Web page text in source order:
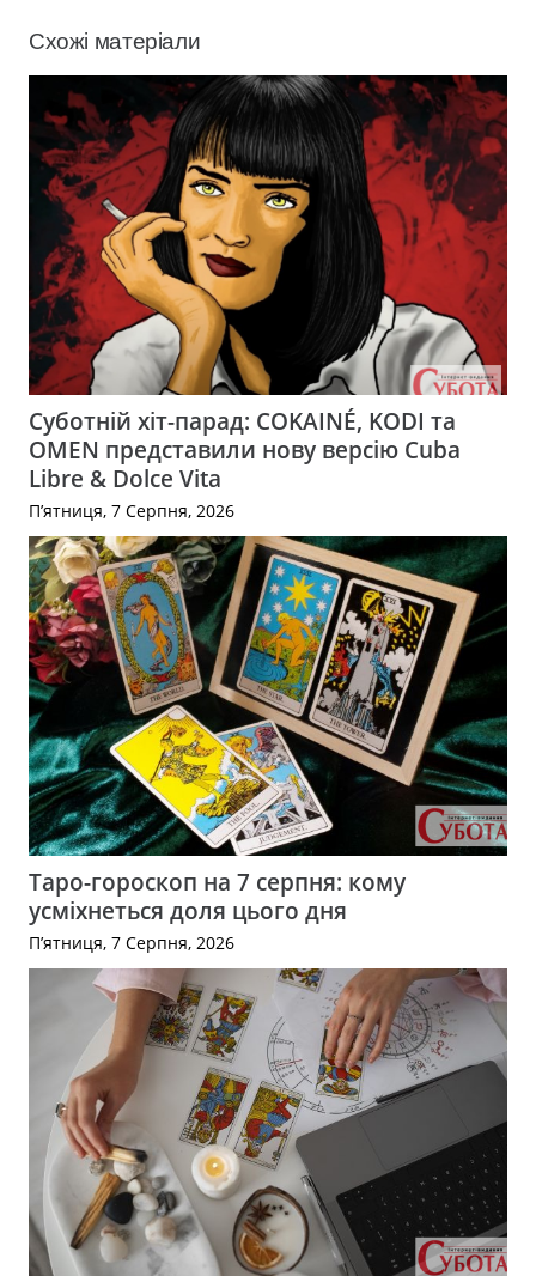
Схожі матеріали
Суботній хіт-парад: COKAINÉ, KODI та
OMEN представили нову версію Cuba
Libre & Dolce Vita
П’ятниця, 7 Серпня, 2026
Таро-гороскоп на 7 серпня: кому
усміхнеться доля цього дня
П’ятниця, 7 Серпня, 2026